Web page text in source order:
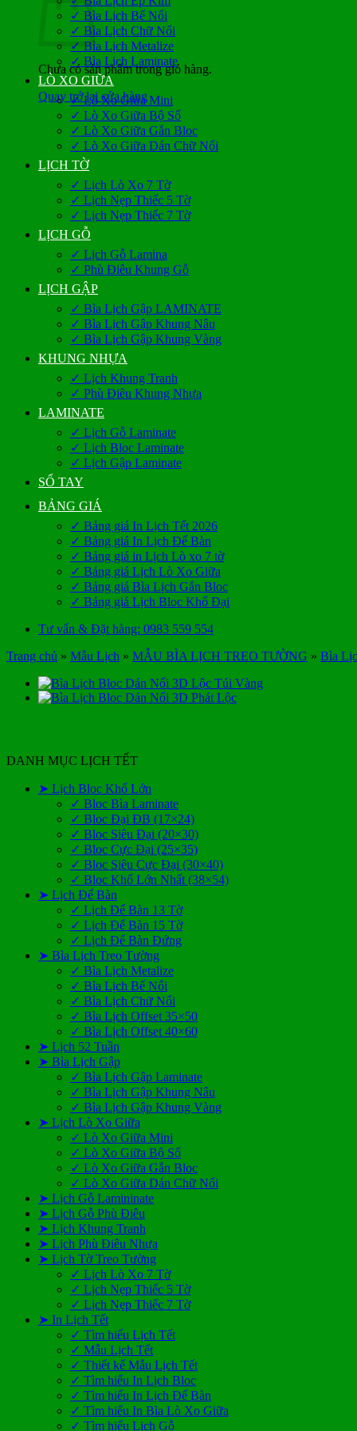
Chưa có sản phẩm trong giỏ hàng.
Quay trở lại cửa hàng
✓ Bìa Lịch Bế Nổi
✓ Bìa Lịch Chữ Nổi
✓ Bìa Lịch Metalize
✓ Bìa Lịch Laminate
LÒ XO GIỮA
✓ Lò Xo Giữa Mini
✓ Lò Xo Giữa Bộ Số
✓ Lò Xo Giữa Gắn Bloc
✓ Lò Xo Giữa Dán Chữ Nổi
LỊCH TỜ
✓ Lịch Lò Xo 7 Tờ
✓ Lịch Nẹp Thiếc 5 Tờ
✓ Lịch Nẹp Thiếc 7 Tờ
LỊCH GỖ
✓ Lịch Gỗ Lamina
✓ Phù Điêu Khung Gỗ
LỊCH GẬP
✓ Bìa Lịch Gập LAMINATE
✓ Bìa Lịch Gập Khung Nâu
✓ Bìa Lịch Gập Khung Vàng
KHUNG NHỰA
✓ Lịch Khung Tranh
✓ Phù Điêu Khung Nhựa
LAMINATE
✓ Lịch Gỗ Laminate
✓ Lịch Bloc Laminate
✓ Lịch Gập Laminate
SỔ TAY
BẢNG GIÁ
✓ Bảng giá In Lịch Tết 2026
✓ Bảng giá In Lịch Để Bàn
✓ Bảng giá in Lịch Lò xo 7 tờ
✓ Bảng giá Lịch Lò Xo Giữa
✓ Bảng giá Bìa Lịch Gắn Bloc
✓ Bảng giá Lịch Bloc Khổ Đại
Tư vấn & Đặt hàng: 0983 559 554
Trang chủ » Mẫu Lịch » MẪU BÌA LỊCH TREO TƯỜNG » Bìa
DANH MỤC LỊCH TẾT
➤ Lịch Bloc Khổ Lớn
✓ Bloc Bìa Laminate
✓ Bloc Đại ĐB (17×24)
✓ Bloc Siêu Đại (20×30)
✓ Bloc Cực Đại (25×35)
✓ Bloc Siêu Cực Đại (30×40)
✓ Bloc Khổ Lớn Nhất (38×54)
➤ Lịch Để Bàn
✓ Lịch Để Bàn 13 Tờ
✓ Lịch Để Bàn 15 Tờ
✓ Lịch Để Bàn Đứng
➤ Bìa Lịch Treo Tường
✓ Bìa Lịch Metalize
✓ Bìa Lịch Bế Nổi
✓ Bìa Lịch Chữ Nổi
✓ Bìa Lịch Offset 35×50
✓ Bìa Lịch Offset 40×60
➤ Lịch 52 Tuần
➤ Bìa Lịch Gập
✓ Bìa Lịch Gập Laminate
✓ Bìa Lịch Gập Khung Nâu
✓ Bìa Lịch Gập Khung Vàng
➤ Lịch Lò Xo Giữa
✓ Lò Xo Giữa Mini
✓ Lò Xo Giữa Bộ Số
✓ Lò Xo Giữa Gắn Bloc
✓ Lò Xo Giữa Dán Chữ Nổi
➤ Lịch Gỗ Lamininate
➤ Lịch Gỗ Phù Điêu
➤ Lịch Khung Tranh
➤ Lịch Phù Điêu Nhựa
➤ Lịch Tờ Treo Tường
✓ Lịch Lò Xo 7 Tờ
✓ Lịch Nẹp Thiếc 5 Tờ
✓ Lịch Nẹp Thiếc 7 Tờ
➤ In Lịch Tết
✓ Tìm hiểu Lịch Tết
✓ Mẫu Lịch Tết
✓ Thiết kế Mẫu Lịch Tết
✓ Tìm hiểu In Lịch Bloc
✓ Tìm hiểu In Lịch Để Bàn
✓ Tìm hiểu In Bìa Lò Xo Giữa
✓ Tìm hiểu Lịch Gỗ